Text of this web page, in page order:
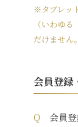
※タブレッ
（いわゆ
だけません。
会員登録
Q 会員